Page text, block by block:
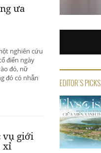
ưa
nghiên cứu
điển ngày
đó, nữ
đó có nhẫn
vụ giới
xỉ
EDITOR'S PICKS